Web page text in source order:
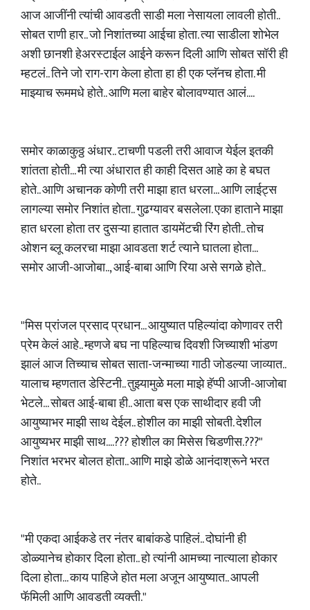
आज आजींनी त्यांची आवडती साडी मला नेसायला लावली होती..
सोबत राणी हार.. जो निशांतच्या आईचा होता. त्या साडीला शोभेल
अशी छानशी हेअरस्टाईल आईने करून दिली आणि सोबत सॉरी ही
म्हटलं.. तिने जो राग-राग केला होता हा ही एक प्लॅनच होता. मी
माझ्याच रूममधे होते.. आणि मला बाहेर बोलावण्यात आलं....
समोर काळाकुठ्ठ अंधार.. टाचणी पडली तरी आवाज येईल इतकी
शांतता होती... मी त्या अंधारात ही काही दिसत आहे का हे बघत
होते.. आणि अचानक कोणी तरी माझा हात धरला... आणि लाईट्स
लागल्या समोर निशांत होता.. गुढग्यावर बसलेला. एका हाताने माझा
हात धरला होता तर दुसऱ्या हातात डायमेंटची रिंग होती.. तोच
ओशन ब्लू कलरचा माझा आवडता शर्ट त्याने घातला होता...
समोर आजी-आजोबा.., आई-बाबा आणि रिया असे सगळे होते..
"मिस प्रांजल प्रसाद प्रधान... आयुष्यात पहिल्यांदा कोणावर तरी
प्रेम केलं आहे.. म्हणजे बघ ना पहिल्याच दिवशी जिच्याशी भांडण
झालं आज तिच्याच सोबत साता-जन्माच्या गाठी जोडल्या जाव्यात..
यालाच म्हणतात डेस्टिनी.. तुझ्यामुळे मला माझे हॅप्पी आजी-आजोबा
भेटले... सोबत आई-बाबा ही.. आता बस एक साथीदार हवी जी
आयुष्याभर माझी साथ देईल.. होशील का माझी सोबती. देशील
आयुष्यभर माझी साथ....??? होशील का मिसेस चिडणीस.???"
निशांत भरभर बोलत होता.. आणि माझे डोळे आनंदाश्रूने भरत
होते..
"मी एकदा आईकडे तर नंतर बाबांकडे पाहिलं.. दोघांनी ही
डोळ्यानेच होकार दिला होता.. हो त्यांनी आमच्या नात्याला होकार
दिला होता... काय पाहिजे होत मला अजून आयुष्यात.. आपली
फॅमिली आणि आवडती व्यक्ती."